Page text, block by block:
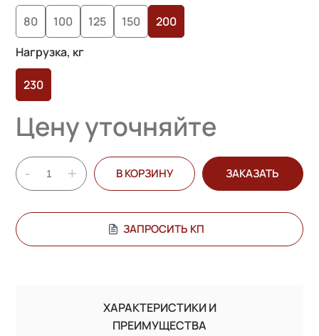
пользователей
80 100 125 150
200
Нагрузка, кг
230
Цену уточняйте
- + В КОРЗИНУ ЗАКАЗАТЬ
ЗАПРОСИТЬ КП
ХАРАКТЕРИСТИКИ И
ПРЕИМУЩЕСТВА